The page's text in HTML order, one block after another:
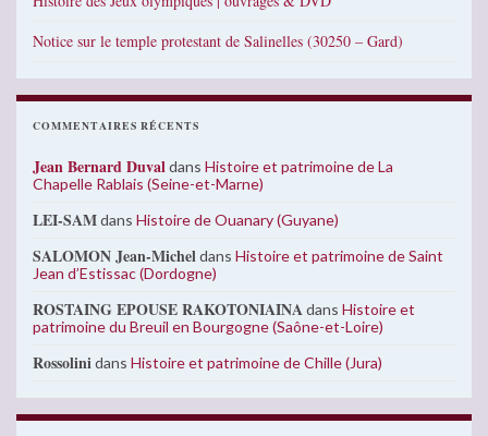
Notice sur le temple protestant de Salinelles (30250 – Gard)
COMMENTAIRES RÉCENTS
Jean Bernard Duvaldans Histoire et patrimoine de La
Chapelle Rablais (Seine-et-Marne)
LEI-SAMdans Histoire de Ouanary (Guyane)
SALOMON Jean-Micheldans Histoire et patrimoine de Saint
Jean d’Estissac (Dordogne)
ROSTAING EPOUSE RAKOTONIAINAdans Histoire et
patrimoine du Breuil en Bourgogne (Saône-et-Loire)
Rossolinidans Histoire et patrimoine de Chille (Jura)